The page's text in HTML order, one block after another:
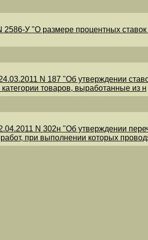
2586-У "О размере процентных
N 187 "Об утверждении
товаров, выработанные из н
N 302н "Об утверждении
при выполнении которых